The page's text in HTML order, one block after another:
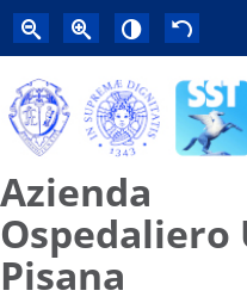
Azienda
Pisana